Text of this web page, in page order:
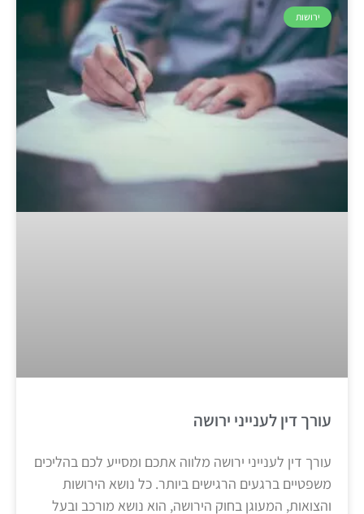
ירושות
עורך דין לענייני ירושה
עורך דין לענייני ירושה מלווה אתכם ומסייע לכם בהליכים
משפטיים ברגעים הרגישים ביותר. כל נושא הירושות
והצואות, המעוגן בחוק הירושה, הוא נושא מורכב ובעל